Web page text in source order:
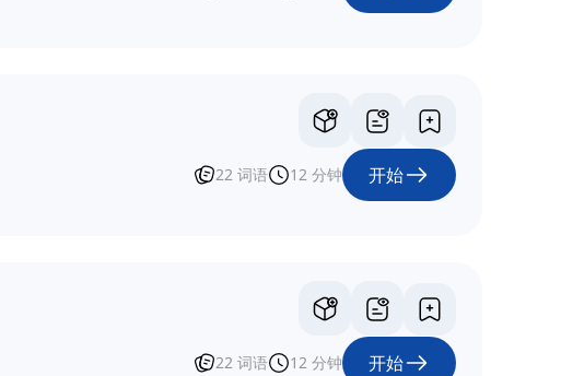
22 词语 12 分钟 开始
22 词语 12 分钟 开始